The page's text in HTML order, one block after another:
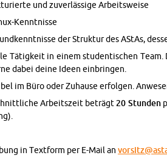
und zu­ver­läs­si­ge Ar­beits­wei­se
Kennt­nis­se
der Struk­tur des AStAs,
Tä­tig­keit in einem stu­den­ti­schen
dabei deine Ideen ein­brin­gen.
im Büro oder Zu­hau­se er­fol­gen.
Ar­beits­zeit be­trägt20 Stun­den
in Text­form per E-Mail an